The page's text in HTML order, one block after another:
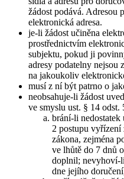
žádost podává. Adresou
elektronická adresa.
je-li žádost učiněna
prostřednictvím
subjektu, pokud ji
adresy podatelny nejsou
na jakoukoliv
musí z ní být patrno o
neobsahuje-li žádost
ve smyslu ust. § 14 odst.
brání-li nedostatek
2 postupu
zákona, zejména
ve lhůtě do 7 dnů
doplnil; nevyhoví-
dne jejího